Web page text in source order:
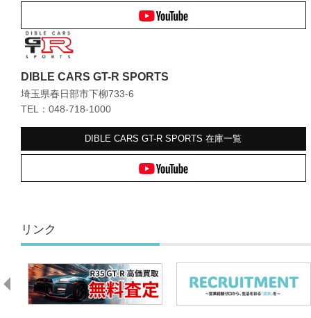
DIBLE CARS GT-R SPORTS
埼玉県春日部市下柳733-6
TEL：048-718-1000
DIBLE CARS GT-R SPORTS在庫一覧
リンク